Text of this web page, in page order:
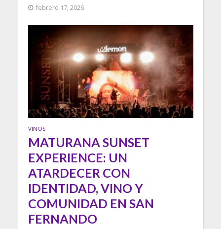
febrero 17, 2026
VINOS
MATURANA SUNSET
EXPERIENCE: UN
ATARDECER CON
IDENTIDAD, VINO Y
COMUNIDAD EN SAN
FERNANDO